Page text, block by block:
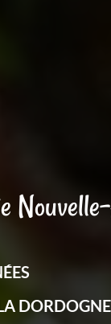
DORDOGNE